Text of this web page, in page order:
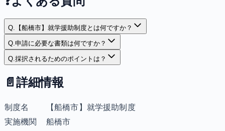
Q. 【船橋市】就学援助制度とは何ですか？
Q.申請に必要な書類は何ですか？
Q.採択されるためのポイントは？
📄 詳細情報
制度名
【船橋市】就学援助制度
実施機関
船橋市